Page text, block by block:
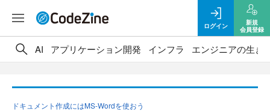
ログイン
新規
会員登録
AI アプリケーション開発 インフラ エンジニアの生き
ドキュメント作成にはMS-Wordを使おう